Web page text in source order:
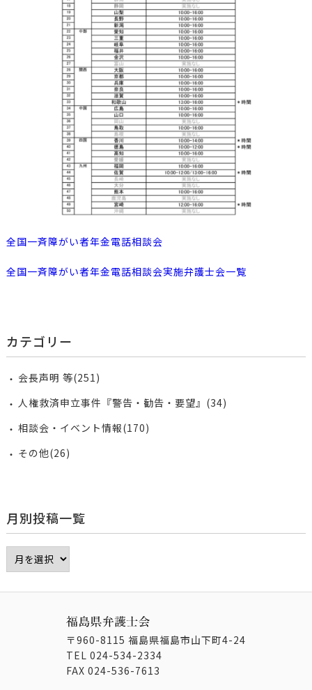
全国一斉障がい者年金電話相談会
全国一斉障がい者年金電話相談会実施弁護士会一覧
カテゴリー
会長声明 等(251)
人権救済申立事件『警告・勧告・要望』(34)
相談会・イベント情報(170)
その他(26)
月別投稿一覧
〒960-8115 福島県福島市山下町4-24
TEL 024-534-2334
FAX 024-536-7613